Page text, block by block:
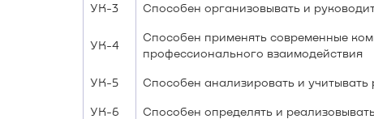
УК-3 Способен организовывать и
УК-4
Способен применять современные
профессионального взаимодействия
УК-5 Способен анализировать и учитывать
УК-6 Способен определять и